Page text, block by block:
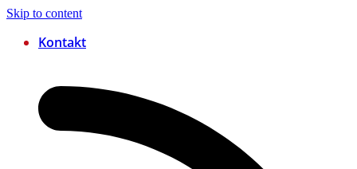
Skip to content
Kontakt